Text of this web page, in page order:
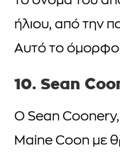
ήλιου, από την
Αυτό το όμορφο
10. Sean
Ο Sean
Maine Coon με